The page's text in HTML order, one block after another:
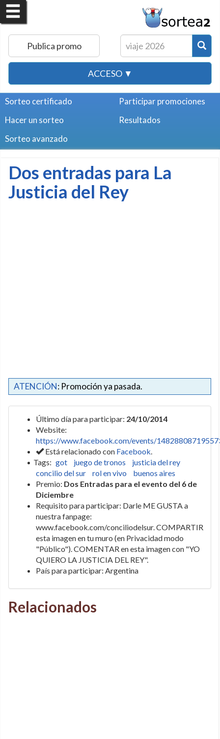
Publica promo
ACCESO ▼
Sorteo certificado
Hacer un sorteo
Sorteo avanzado
Participar promociones
Resultados
Dos entradas para La
Justicia del Rey
ATENCIÓN: Promoción ya pasada.
Último día para participar: 24/10/2014
Website:
https://www.facebook.com/events/
Está relacionado con Facebook.
Tags: got juego de tronos
justicia del rey
concilio del sur
rol en vivo
buenos aires
Premio: Dos Entradas para el evento del 6 de
Diciembre
Requisito para participar: Darle ME GUSTA a
nuestra fanpage:
www.facebook.com/conciliodelsur. COMPARTIR
esta imagen en tu muro (en Privacidad modo
"Público"). COMENTAR en esta imagen con "YO
QUIERO LA JUSTICIA DEL REY".
País para participar: Argentina
Relacionados